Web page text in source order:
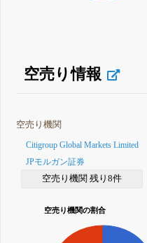
空売り情報
空売り機関
Citigroup Global Markets Limited
JPモルガン証券
空売り機関 残り8件
空売り機関の割合